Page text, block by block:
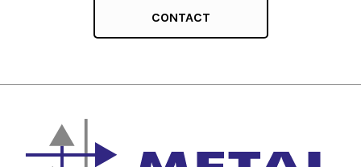
CONTACT